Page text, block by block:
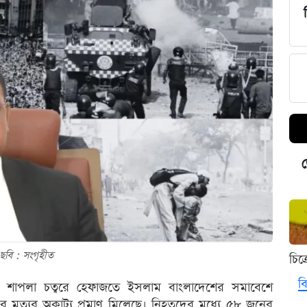
: সংগৃহীত
চত্বরে হেফাজতে ইসলাম বাংলাদেশের সমাবেশে